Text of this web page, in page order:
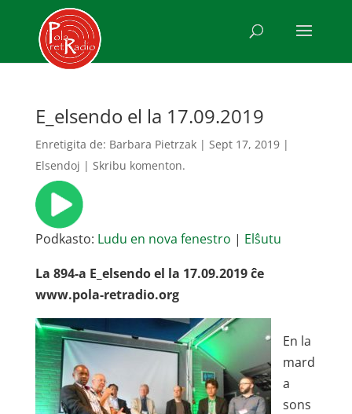
E_elsendo el la 17.09.2019
Enretigita de: Barbara Pietrzak| Sept 17, 2019|
Elsendoj | Skribu komenton.
Podkasto: Ludu en nova fenestro | Elŝutu
La 894-a E_elsendo el la 17.09.2019 ĉe
www.pola-retradio.org
En la
mard
a
sons